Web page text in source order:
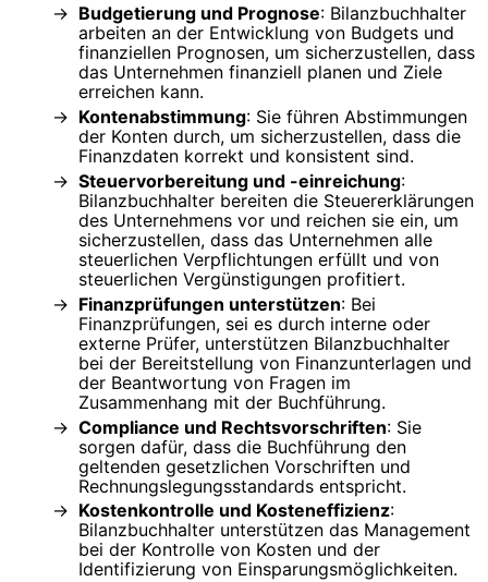
Budgetierung und Prognose: Bilanzbuchhalter
arbeiten an der Entwicklung von Budgets und
finanziellen Prognosen, um sicherzustellen, dass
das Unternehmen finanziell planen und Ziele
erreichen kann.
Kontenabstimmung: Sie führen Abstimmungen
der Konten durch, um sicherzustellen, dass die
Finanzdaten korrekt und konsistent sind.
Steuervorbereitung und -einreichung:
Bilanzbuchhalter bereiten die Steuererklärungen
des Unternehmens vor und reichen sie ein, um
sicherzustellen, dass das Unternehmen alle
steuerlichen Verpflichtungen erfüllt und von
steuerlichen Vergünstigungen profitiert.
Finanzprüfungen unterstützen: Bei
Finanzprüfungen, sei es durch interne oder
externe Prüfer, unterstützen Bilanzbuchhalter
bei der Bereitstellung von Finanzunterlagen und
der Beantwortung von Fragen im
Zusammenhang mit der Buchführung.
Compliance und Rechtsvorschriften: Sie
sorgen dafür, dass die Buchführung den
geltenden gesetzlichen Vorschriften und
Rechnungslegungsstandards entspricht.
Kostenkontrolle und Kosteneffizienz:
Bilanzbuchhalter unterstützen das Management
bei der Kontrolle von Kosten und der
Identifizierung von Einsparungsmöglichkeiten.